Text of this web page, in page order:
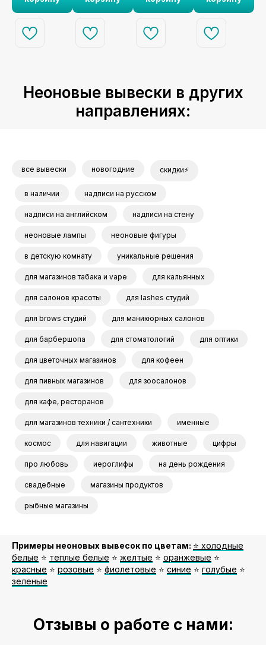
Неоновые вывески в других
направлениях:
все вывески новогодние скидки⚡
в наличии надписи на русском
надписи на английском надписи на стену
неоновые лампы неоновые фигуры
в детскую комнату уникальные решения
для магазинов табака и vape для кальянных
для салонов красоты для lashes студий
для brows студий для маникюрных салонов
для барбершопа для стоматологий для оптики
для цветочных магазинов для кофеен
для пивных магазинов для зоосалонов
для кафе, ресторанов
для магазинов техники / сантехники именные
космос для навигации животные цифры
про любовь иероглифы на день рождения
свадебные магазины продуктов
рыбные магазины
Примеры неоновых вывесок по цветам: ⭐️ холодные
белые ⭐️ теплые белые ⭐️ желтые ⭐️ оранжевые ⭐️
красные ⭐️ розовые ⭐️ фиолетовые ⭐️ синие ⭐️ голубые ⭐️
зеленые
Отзывы о работе с нами: